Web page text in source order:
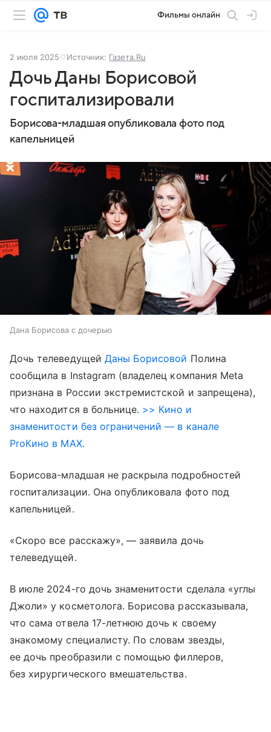
Фильмы онлайн
2 июля 2025 Источник: Газета.Ru
Дочь Даны Борисовой
госпитализировали
Борисова-младшая опубликовала фото под
капельницей
Дана Борисова с дочерью
Дочь телеведущей Даны Борисовой Полина
сообщила в Instagram (владелец компания Meta
признана в России экстремистской и запрещена),
что находится в больнице. >> Кино и
знаменитости без ограничений — в канале
ProКино в MAX.
Борисова-младшая не раскрыла подробностей
госпитализации. Она опубликовала фото под
капельницей.
«Скоро все расскажу», — заявила дочь
телеведущей.
В июле 2024-го дочь знаменитости сделала «углы
Джоли» у косметолога. Борисова рассказывала,
что сама отвела 17-летнюю дочь к своему
знакомому специалисту. По словам звезды,
ее дочь преобразили с помощью филлеров,
без хирургического вмешательства.